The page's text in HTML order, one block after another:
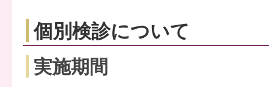
個別検診について
実施期間